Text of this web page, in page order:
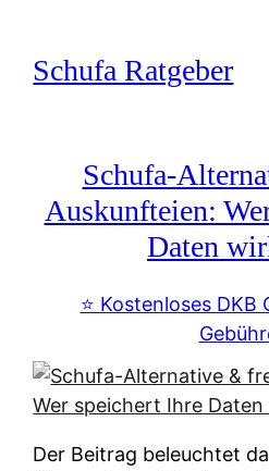
springen
Schufa Ratgeber
Schufa-
Auskunfteien:
Daten
⭐️ Kostenloses
Der Beitrag beleuchtet